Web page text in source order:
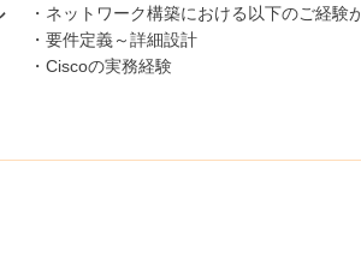
・ネットワーク構築における以下のご経験
・要件定義～詳細設計
・Ciscoの実務経験